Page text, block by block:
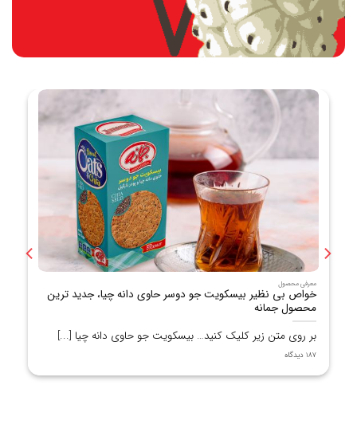
معرفی محصول
خواص بی نظیر بیسکویت جو دوسر حاوی دانه چیا، جدید ترین
محصول جمانه
بر روی متن زیر کلیک کنید… بیسکویت جو حاوی دانه چیا [...]
187 دیدگاه